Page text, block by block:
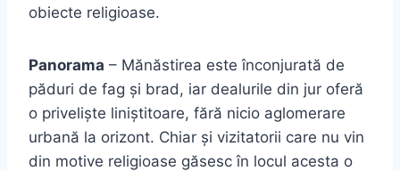
obiecte religioase.
Panorama – Mănăstirea este înconjurată de
păduri de fag și brad, iar dealurile din jur oferă
o priveliște liniștitoare, fără nicio aglomerare
urbană la orizont. Chiar și vizitatorii care nu vin
din motive religioase găsesc în locul acesta o